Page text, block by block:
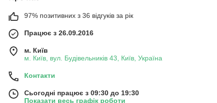
97% позитивних з 36 відгуків за рік
Працює з 26.09.2016
м. Київ
м. Київ, вул. Будівельників 43, Київ, Україна
Контакти
Сьогодні працює з 09:30 до 19:30
Показати весь графік роботи